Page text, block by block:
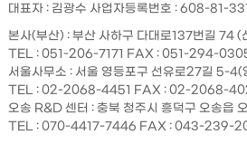
대표자 : 김광수 사업자등록번호 : 608-81-
본사(부산) : 부산 사하구 다대로137번길 74 (
TEL : 051-206-7171 FAX : 051-294-
서울사무소 : 서울 영등포구 선유로27길 5-4(
TEL : 02-2068-4451 FAX : 02-2068-
오송 R&D 센터 : 충북 청주시 흥덕구 오송읍
TEL : 070-4417-7446 FAX : 043-239-